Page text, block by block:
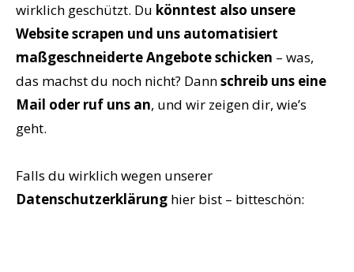
wirklich geschützt. Du könntest also unsere
Website scrapen und uns automatisiert
maßgeschneiderte Angebote schicken – was,
das machst du noch nicht? Dannschreib uns eine
Mail oder ruf uns an, und wir zeigen dir, wie’s
geht.
Falls du wirklich wegen unserer
Datenschutzerklärung hier bist – bitteschön: